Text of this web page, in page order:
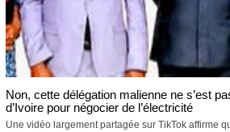
Non, cette délégation malienne ne s’est
d’Ivoire pour négocier de l’électricité
Une vidéo largement partagée sur TikTok affirme